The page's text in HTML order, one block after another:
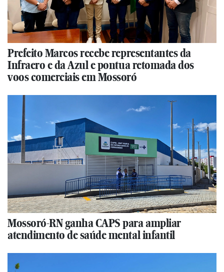
Prefeito Marcos recebe representantes da
Infraero e da Azul e pontua retomada dos
voos comerciais em Mossoró
Mossoró-RN ganha CAPS para ampliar
atendimento de saúde mental infantil